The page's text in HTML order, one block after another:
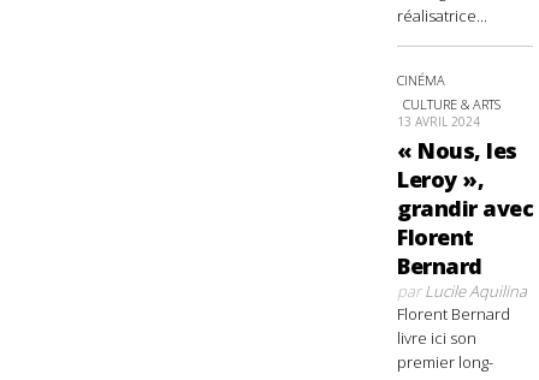
réalisatrice...
CINÉMA
CULTURE & ARTS
13 AVRIL 2024
« Nous, les
Leroy »,
grandir avec
Florent
Bernard
parLucile Aquilina
Florent Bernard
livre ici son
premier long-